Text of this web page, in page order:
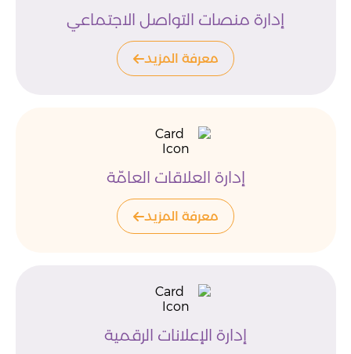
إدارة منصات التواصل الاجتماعي
معرفة المزيد
إدارة العلاقات العامّة
معرفة المزيد
إدارة الإعلانات الرقمية